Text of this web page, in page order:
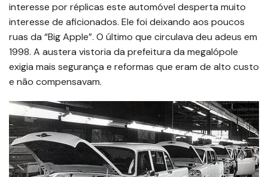
interesse por réplicas este automóvel desperta muito
interesse de aficionados. Ele foi deixando aos poucos
ruas da “Big Apple”. O último que circulava deu adeus em
1998. A austera vistoria da prefeitura da megalópole
exigia mais segurança e reformas que eram de alto custo
e não compensavam.